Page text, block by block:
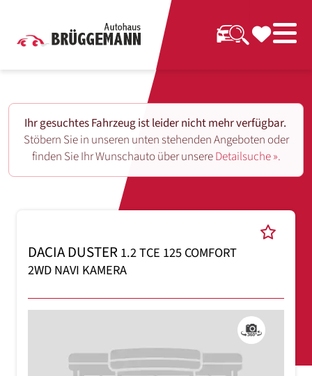
Ihr gesuchtes Fahrzeug ist leider nicht mehr verfügbar.
Stöbern Sie in unseren unten stehenden Angeboten oder
finden Sie Ihr Wunschauto über unsereDetailsuche ».
DACIA DUSTER1.2 TCE 125 COMFORT
2WD NAVI KAMERA